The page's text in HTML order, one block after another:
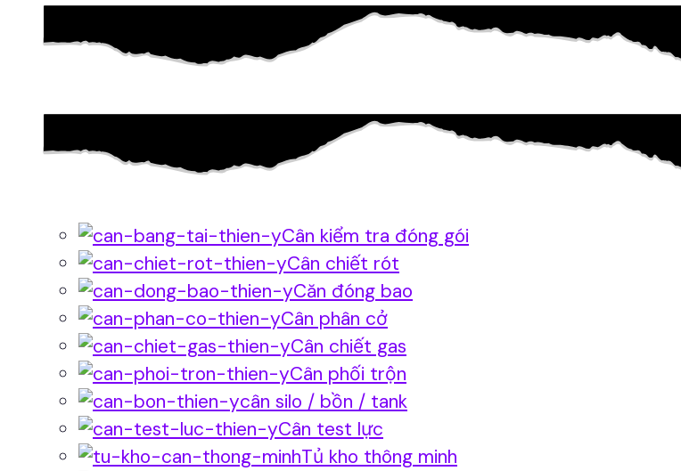
Cân kiểm tra đóng gói
Cân chiết rót
Căn đóng bao
Cân phân cở
Cân chiết gas
Cân phối trộn
cân silo / bồn / tank
Cân test lực
Tủ kho thông minh